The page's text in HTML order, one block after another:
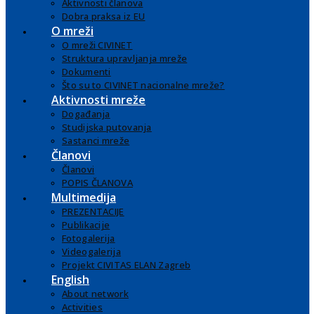
Aktivnosti članova
Dobra praksa iz EU
O mreži
O mreži CIVINET
Struktura upravljanja mreže
Dokumenti
Što su to CIVINET nacionalne mreže?
Aktivnosti mreže
Događanja
Studijska putovanja
Sastanci mreže
Članovi
Članovi
POPIS ČLANOVA
Multimedija
PREZENTACIJE
Publikacije
Fotogalerija
Videogalerija
Projekt CIVITAS ELAN Zagreb
English
About network
Activities